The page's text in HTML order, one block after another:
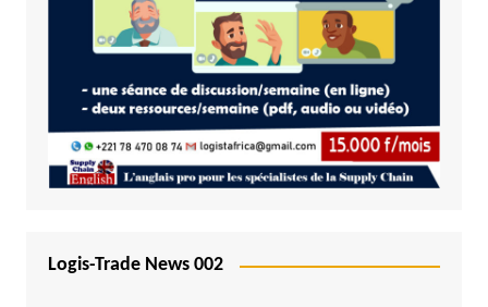
Logis-Trade News 002